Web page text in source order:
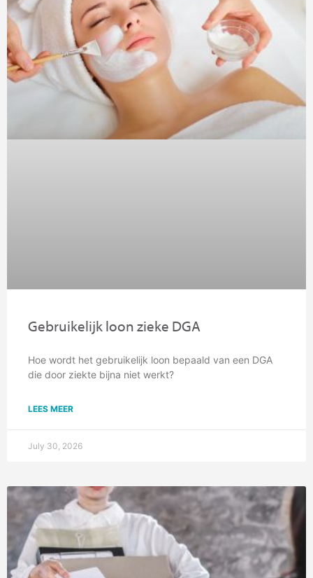
Gebruikelijk loon zieke DGA
Hoe wordt het gebruikelijk loon bepaald van een DGA
die door ziekte bijna niet werkt?
LEES MEER
July 30, 2026